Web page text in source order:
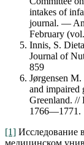
intakes of
journal. —
February
Innis, S.
Journal of
859
Jørgensen
and impaired
Greenland.
1766—1771.
[1] Исследование
медицинском